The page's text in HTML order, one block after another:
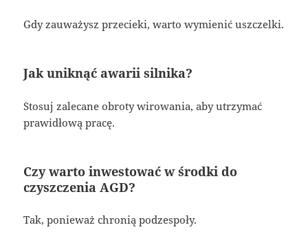
Gdy zauważysz przecieki, warto wymienić uszczelki.
Jak uniknąć awarii silnika?
Stosuj zalecane obroty wirowania, aby utrzymać
prawidłową pracę.
Czy warto inwestować w środki do
czyszczenia AGD?
Tak, ponieważ chronią podzespoły.